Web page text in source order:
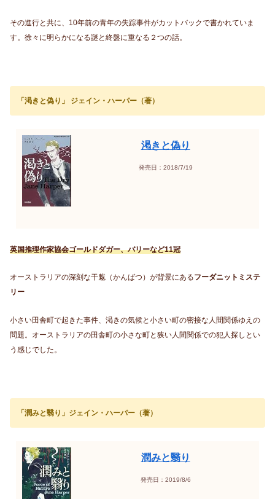
その進行と共に、10年前の青年の失踪事件がカットバックで書かれていま
す。徐々に明らかになる謎と終盤に重なる２つの話。
「渇きと偽り」 ジェイン・ハーパー（著）
渇きと偽り
発売日：2018/7/19
英国推理作家協会ゴールドダガー、バリーなど11冠
オーストラリアの深刻な干魃（かんばつ）が背景にあるフーダニットミステ
リー
小さい田舎町で起きた事件、渇きの気候と小さい町の密接な人間関係ゆえの
問題。オーストラリアの田舎町の小さな町と狭い人間関係での犯人探しとい
う感じでした。
「潤みと翳り」ジェイン・ハーパー（著）
潤みと翳り
発売日：2019/8/6